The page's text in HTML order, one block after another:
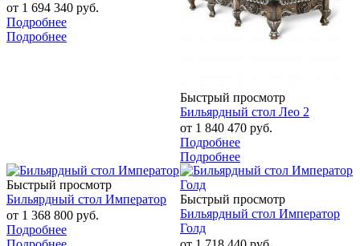
от 1 694 340 руб.
Подробнее
Подробнее
Быстрый просмотр
Бильярдный стол Лео 2
от 1 840 470 руб.
Подробнее
Подробнее
Быстрый просмотр
Бильярдный стол Император
от 1 368 800 руб.
Подробнее
Быстрый просмотр
Бильярдный стол Император
Голд